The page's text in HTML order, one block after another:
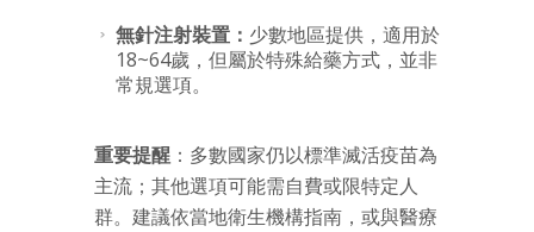
無針注射裝置： 少數地區提供，適用於
18~64歲，但屬於特殊給藥方式，並非
常規選項。
重要提醒 ：多數國家仍以標準滅活疫苗為
主流；其他選項可能需自費或限特定人
群。建議依當地衛生機構指南，或與醫療